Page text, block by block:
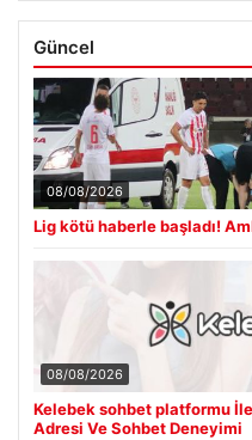
Güncel
08/08/2026
Lig kötü haberle başladı!
08/08/2026
Kelebek sohbet platformu
Adresi Ve Sohbet Deneyimi